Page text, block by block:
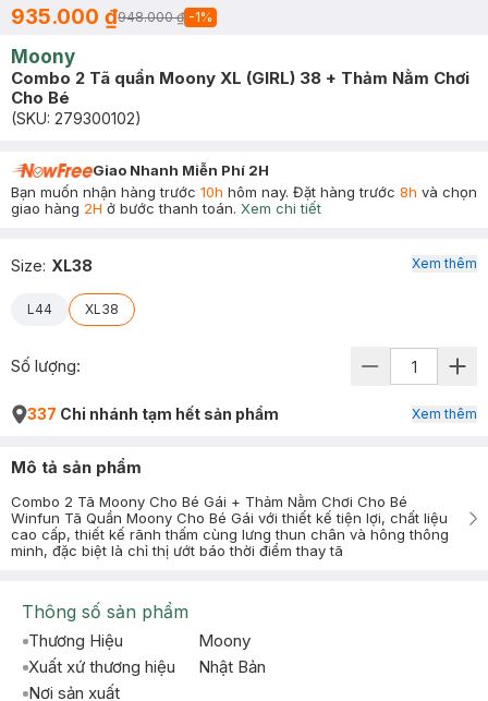
935.000 ₫948.000 ₫ -1%
Moony
Combo 2 Tã quần Moony XL (GIRL) 38 + Thảm Nằm Chơi
Cho Bé
(SKU: 279300102)
Giao Nhanh Miễn Phí 2H
Bạn muốn nhận hàng trước 10h hôm nay. Đặt hàng trước 8h và chọn
giao hàng 2H ở bước thanh toán. Xem chi tiết
Size: XL38
L44 XL38
Xem thêm
Số lượng:
337 Chi nhánh tạm hết sản phẩm Xem thêm
Mô tả sản phẩm
Combo 2 Tã Moony Cho Bé Gái + Thảm Nằm Chơi Cho Bé
Winfun Tã Quần Moony Cho Bé Gái với thiết kế tiện lợi, chất liệu
cao cấp, thiết kế rãnh thấm cùng lưng thun chân và hông thông
minh, đặc biệt là chỉ thị ướt báo thời điểm thay tã
Thông số sản phẩm
Thương Hiệu
Moony
Xuất xứ thương hiệu
Nhật Bản
Nơi sản xuất